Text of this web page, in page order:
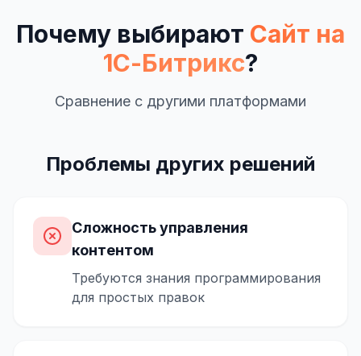
Почему выбирают Сайт на
1С-Битрикс?
Сравнение с другими платформами
Проблемы других решений
Сложность управления
контентом
Требуются знания программирования
для простых правок